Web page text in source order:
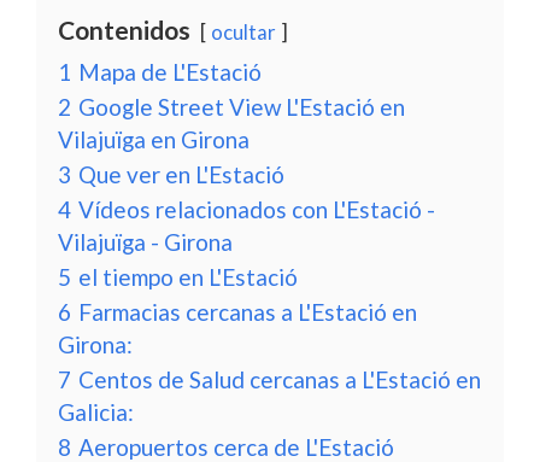
Contenidos ocultar
1 Mapa de L'Estació
2 Google Street View L'Estació en
Vilajuïga en Girona
3 Que ver en L'Estació
4 Vídeos relacionados con L'Estació -
Vilajuïga - Girona
5 el tiempo en L'Estació
6 Farmacias cercanas a L'Estació en
Girona:
7 Centos de Salud cercanas a L'Estació en
Galicia:
8 Aeropuertos cerca de L'Estació